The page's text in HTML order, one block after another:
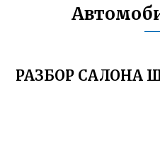
РАЗБОР САЛОНА